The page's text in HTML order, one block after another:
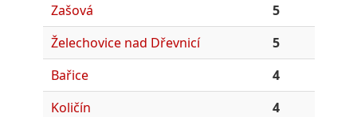
Zašová
5
Želechovice nad Dřevnicí
5
Bařice
4
Količín
4